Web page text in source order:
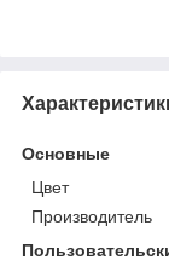
Основные
Цвет
Производитель